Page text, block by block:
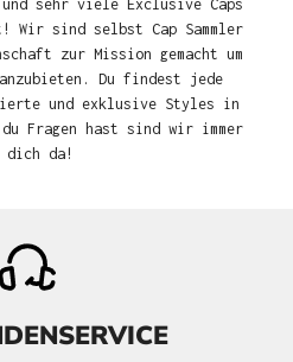
sehr viele Exclusive Caps
sind selbst Cap Sammler
zur Mission gemacht um
Du findest jede
und exklusive Styles in
du Fragen hast sind wir immer
da!